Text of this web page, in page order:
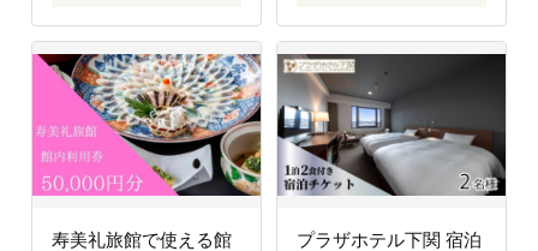
寿美礼旅館で使える館
プラザホテル下関 宿泊